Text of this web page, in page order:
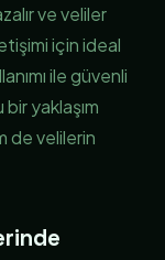
ve veliler
için ideal
ile güvenli
yaklaşım
de velilerin